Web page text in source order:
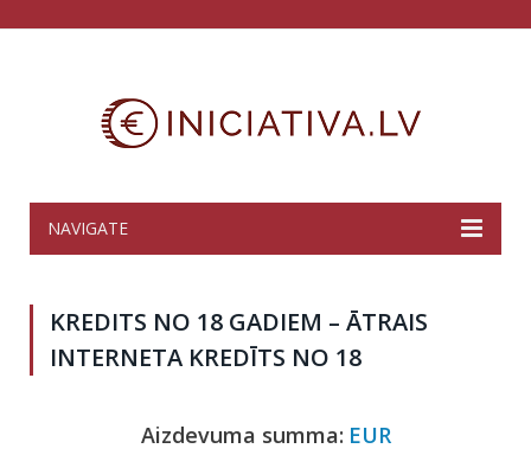
NAVIGATE
KREDITS NO 18 GADIEM – ĀTRAIS
INTERNETA KREDĪTS NO 18
Aizdevuma summa: EUR